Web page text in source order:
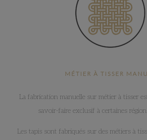
MÉTIER À TISSER
La fabrication manuelle sur métier à tisser
savoir-faire exclusif à certaines
Les tapis sont fabriqués sur des métiers à